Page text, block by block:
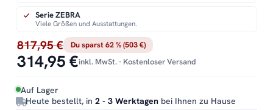
817,95 € Du sparst 62 % (503 €)
314,95 €inkl. MwSt. · Kostenloser Versand
Auf Lager
Heute bestellt, in 2 - 3 Werktagen bei Ihnen zu Hause
Serie ZEBRA
Viele Größen und Ausstattungen.